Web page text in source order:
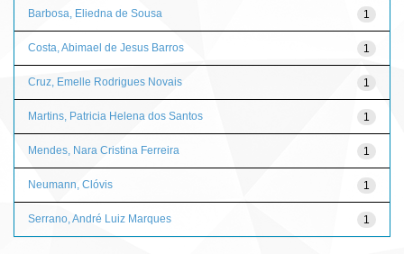
1
Barbosa, Eliedna de Sousa
1
Costa, Abimael de Jesus Barros
1
Cruz, Emelle Rodrigues Novais
1
Martins, Patricia Helena dos Santos
1
Mendes, Nara Cristina Ferreira
1
Neumann, Clóvis
1
Serrano, André Luiz Marques